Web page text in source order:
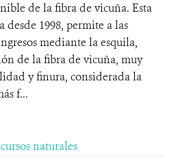
de la fibra de vicuña. Esta
desde 1998, permite a las
mediante la esquila,
de la fibra de vicuña, muy
y finura, considerada la
f...
naturales